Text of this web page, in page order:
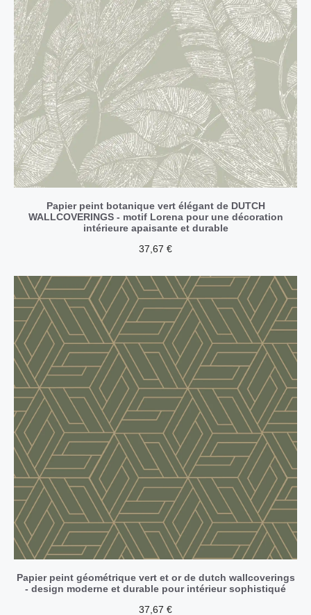
Papier peint botanique vert élégant de DUTCH
WALLCOVERINGS - motif Lorena pour une décoration
intérieure apaisante et durable
37,67 €
Papier peint géométrique vert et or de dutch wallcoverings
- design moderne et durable pour intérieur sophistiqué
37,67 €